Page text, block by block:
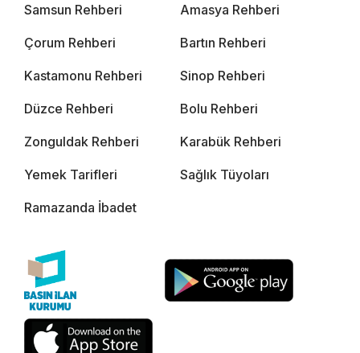
Samsun Rehberi Amasya Rehberi
Çorum Rehberi Bartın Rehberi
Kastamonu Rehberi Sinop Rehberi
Düzce Rehberi Bolu Rehberi
Zonguldak Rehberi Karabük Rehberi
Yemek Tarifleri Sağlık Tüyoları
Ramazanda İbadet